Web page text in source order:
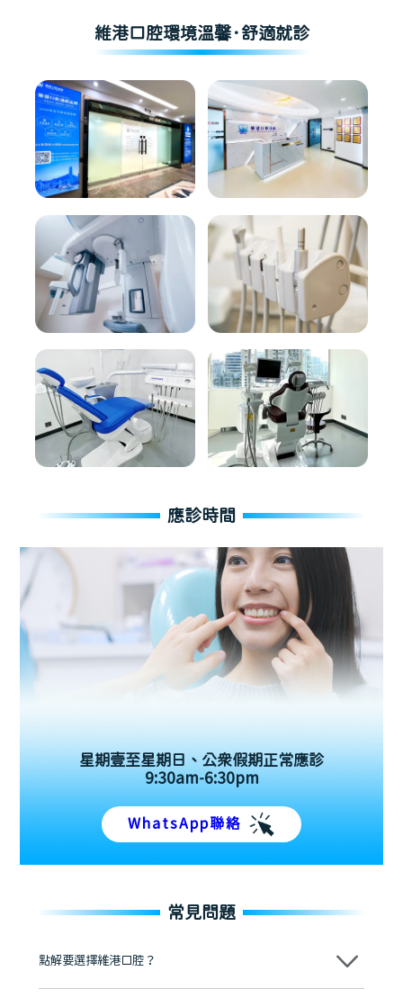
維港口腔環境溫馨·舒適就診
應診時間
星期壹至星期日、公眾假期正常應診
9:30am-6:30pm
WhatsApp聯絡
常見問題
點解要選擇維港口腔？
維港口腔踐行「醫道濟世」的大學校訓，各分院匯聚來自香港、內地的